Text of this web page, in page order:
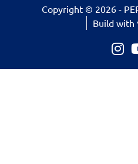
Copyright © 2026 -
Build with